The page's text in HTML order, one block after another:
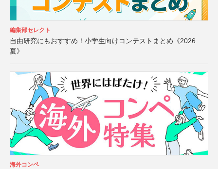
編集部セレクト
自由研究にもおすすめ！小学生向けコンテストまとめ《2026
夏》
海外コンペ